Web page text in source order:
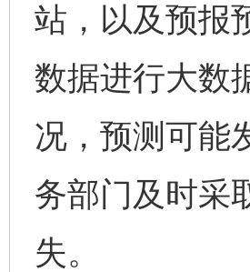
站，以及预报
数据进行大数
况，预测可能
务部门及时采
失。